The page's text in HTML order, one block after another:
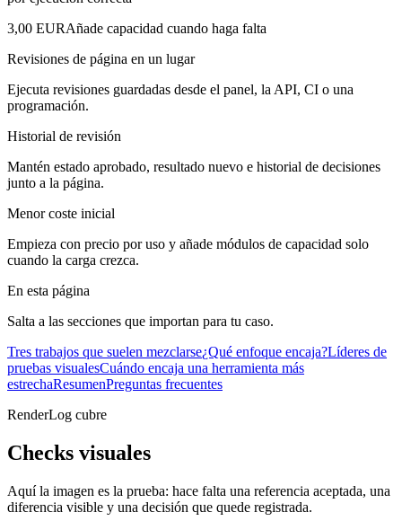
3,00 EURAñade capacidad cuando haga falta
Revisiones de página en un lugar
Ejecuta revisiones guardadas desde el panel, la API, CI o una
programación.
Historial de revisión
Mantén estado aprobado, resultado nuevo e historial de decisiones
junto a la página.
Menor coste inicial
Empieza con precio por uso y añade módulos de capacidad solo
cuando la carga crezca.
En esta página
Salta a las secciones que importan para tu caso.
Tres trabajos que suelen mezclarse¿Qué enfoque encaja?Líderes de
pruebas visualesCuándo encaja una herramienta más
estrechaResumenPreguntas frecuentes
RenderLog cubre
Checks visuales
Aquí la imagen es la prueba: hace falta una referencia aceptada, una
diferencia visible y una decisión que quede registrada.